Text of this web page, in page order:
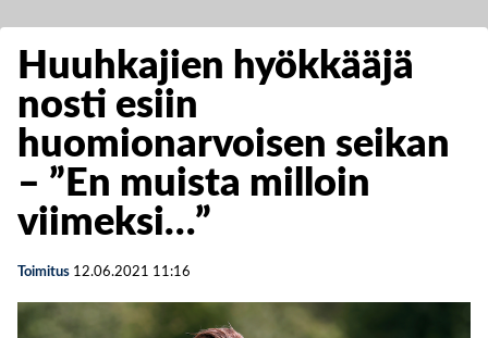
Huuhkajien hyökkääjä
nosti esiin
huomionarvoisen seikan
– ”En muista milloin
viimeksi…”
Toimitus 12.06.2021 11:16